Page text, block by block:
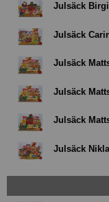
Julsäck
Julsäck
Julsäck
Julsäck
Julsäck
Julsäck